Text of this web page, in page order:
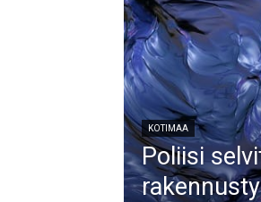
KOTIMAA
Poliisi